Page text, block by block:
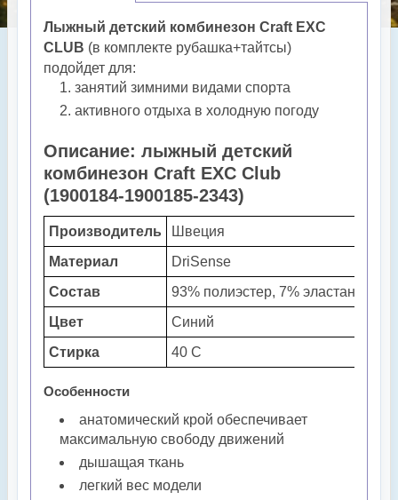
Лыжный детский комбинезон Craft EXC
CLUB (в комплекте рубашка+тайтсы)
подойдет для:
занятий зимними видами спорта
активного отдыха в холодную погоду
Описание: лыжный детский
комбинезон Craft EXC Club
(1900184-1900185-2343)
Производитель
Швеция
Материал
DriSense
Состав
93% полиэстер, 7% эластан
Цвет
Синий
Стирка
40 С
Особенности
анатомический крой обеспечивает
максимальную свободу движений
дышащая ткань
легкий вес модели